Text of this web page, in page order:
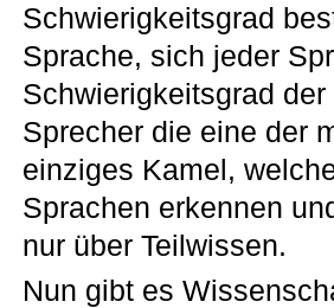
Schwierigkeitsgrad
Sprache, sich jeder
Schwierigkeitsgrad
Sprecher die eine der
einziges Kamel,
Sprachen erkennen
nur über Teilwissen.
Nun gibt es